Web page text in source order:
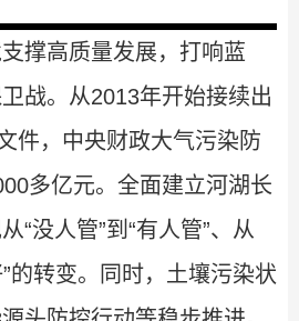
撑高质量发展，打响蓝
战。从2013年开始接续出
件，中央财政大气污染防
多亿元。全面建立河湖长
“没人管”到“有人管”、从
”的转变。同时，土壤污染状